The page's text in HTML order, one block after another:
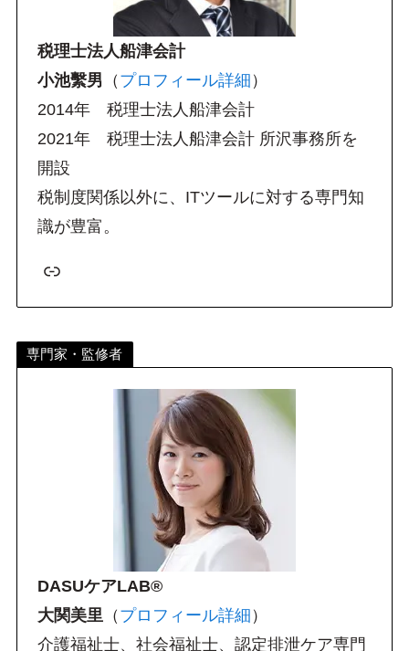
税理士法人船津会計
小池繫男
（ プロフィール詳細 ）
2014年 税理士法人船津会計
2021年 税理士法人船津会計 所沢事務所を
開設
税制度関係以外に、ITツールに対する専門知
識が豊富。
リンク
専門家・監修者
DASUケアLAB®︎
大関美里 （ プロフィール詳細 ）
介護福祉士、社会福祉士、認定排泄ケア専門